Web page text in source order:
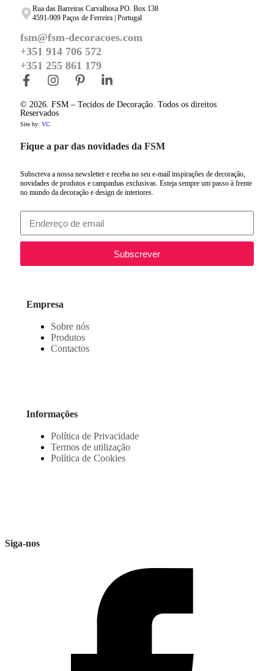
Rua das Barreiras Carvalhosa PO. Box 138
4591-909 Paços de Ferreira | Portugal
fsm@fsm-decoracoes.com
+351 914 706 572
+351 255 861 179
© 2026. FSM – Tecidos de Decoração. Todos os direitos
Reservados
Site by: VC.
Fique a par das novidades da FSM
Subscreva a nossa newsletter e receba no seu e-mail inspirações de decoração,
novidades de produtos e campanhas exclusivas. Esteja sempre um passo à frente
no mundo da decoração e design de interiores.
Subscrever
Empresa
Sobre nós
Produtos
Contactos
Informações
Política de Privacidade
Termos de utilização
Política de Cookies
Siga-nos